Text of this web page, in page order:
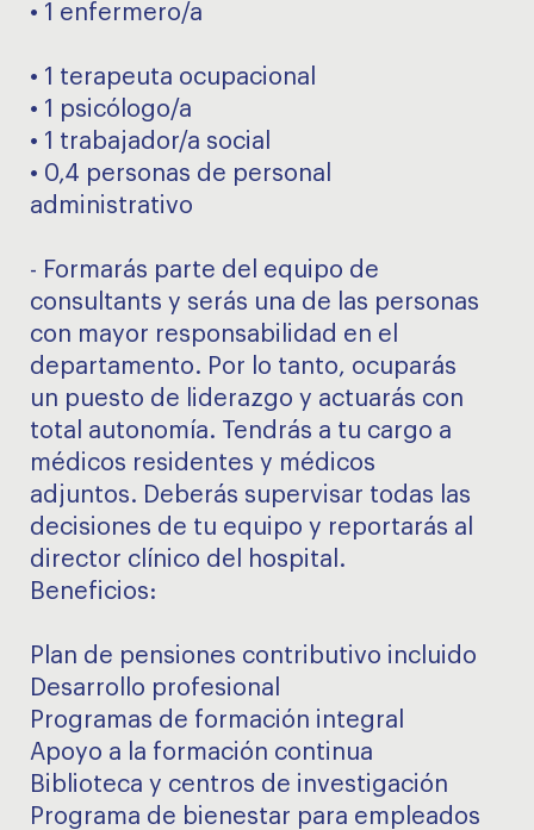
• 1 enfermero/a
• 1 terapeuta ocupacional
• 1 psicólogo/a
• 1 trabajador/a social
• 0,4 personas de personal
administrativo
- Formarás parte del equipo de
consultants y serás una de las personas
con mayor responsabilidad en el
departamento. Por lo tanto, ocuparás
un puesto de liderazgo y actuarás con
total autonomía. Tendrás a tu cargo a
médicos residentes y médicos
adjuntos. Deberás supervisar todas las
decisiones de tu equipo y reportarás al
director clínico del hospital.
Beneficios:
Plan de pensiones contributivo incluido
Desarrollo profesional
Programas de formación integral
Apoyo a la formación continua
Biblioteca y centros de investigación
Programa de bienestar para empleados